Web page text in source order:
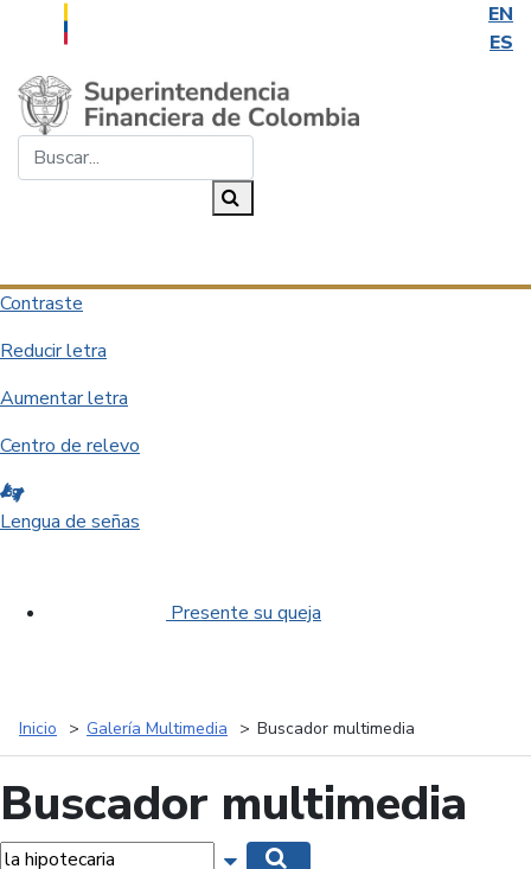
EN
ES
Saltar al contenido principal
Contraste
Reducir letra
Aumentar letra
Centro de relevo
Lengua de señas
Presente su queja
Inicio Galería Multimedia Buscador multimedia
Buscador multimedia
Mostrar opciones de búsqueda